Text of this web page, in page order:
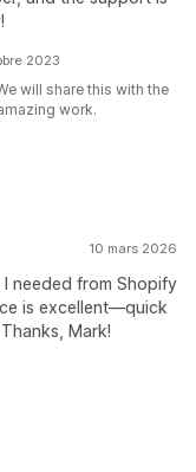
2023
will share this with the
work.
10 mars 2026
needed from Shopify
is excellent—quick
Mark!